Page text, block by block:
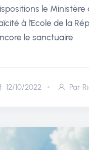
le
à l'Ecole de la
le sanctuaire
12/10/2022 Par